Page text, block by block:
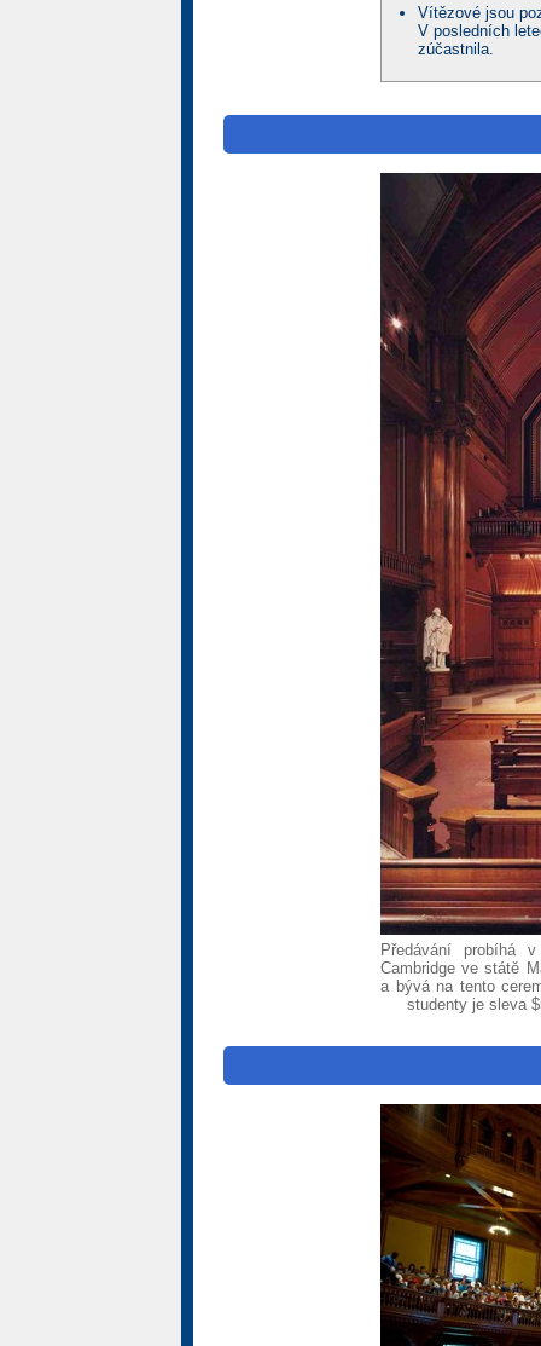
Vítězové jsou
V posledních
zúčastnila.
Předávání probíhá
Cambridge ve státě
a bývá na tento
studenty je sleva